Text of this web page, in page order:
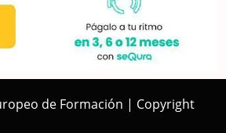
de Formación | Copyright